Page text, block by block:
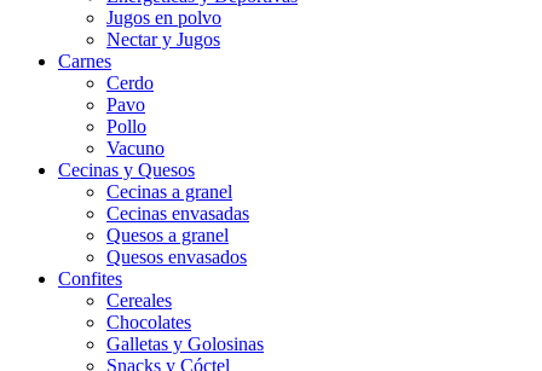
Jugos en polvo
Nectar y Jugos
Carnes
Cerdo
Pavo
Pollo
Vacuno
Cecinas y Quesos
Cecinas a granel
Cecinas envasadas
Quesos a granel
Quesos envasados
Confites
Cereales
Chocolates
Galletas y Golosinas
Snacks y Cóctel